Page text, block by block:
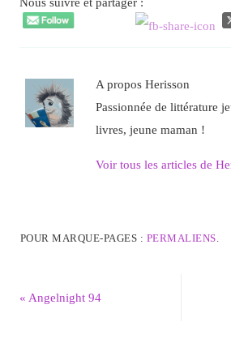
A propos Herisson
Passionnée de littérature
livres, jeune maman !
Voir tous les articles de
POUR MARQUE-PAGES : PERMALIENS
« Angelnight 94